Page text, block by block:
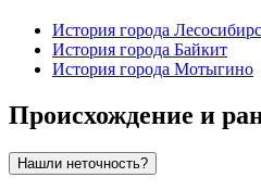
История города
История города Байкит
История города Мотыгино
Происхождение и
Нашли неточность?